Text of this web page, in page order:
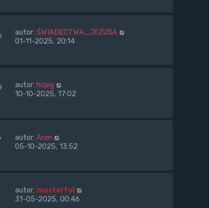
autor: ŚWIADECTWA_JEZUSA
01-11-2025, 20:14
autor: hcpig
10-10-2025, 17:02
autor: Aron
05-10-2025, 13:52
autor: masterful
31-05-2025, 00:46